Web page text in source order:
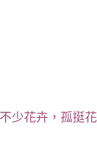
少花卉，孤挺花